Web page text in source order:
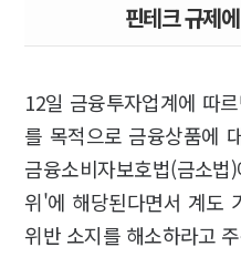
핀테크 규제
12일 금융투자업계에 따
를 목적으로 금융상품에
금융소비자보호법(금소
위'에 해당된다면서 계도
위반 소지를 해소하라고